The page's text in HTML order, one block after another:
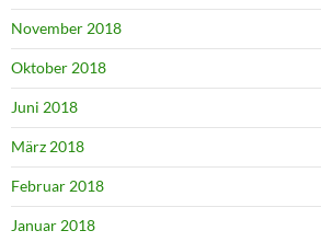
November 2018
Oktober 2018
Juni 2018
März 2018
Februar 2018
Januar 2018